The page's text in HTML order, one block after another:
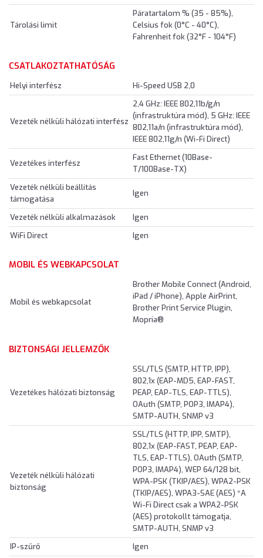
Tárolási limit
Páratartalom % (35 - 85%),
Celsius fok (0°C - 40°C),
Fahrenheit fok (32°F - 104°F)
CSATLAKOZTATHATÓSÁG
Helyi interfész Hi-Speed USB 2,0
Vezeték nélküli hálózati interfész
2,4 GHz: IEEE 802,11b/g/n
(infrastruktúra mód), 5 GHz: IEEE
802,11a/n (infrastruktúra mód),
IEEE 802,11g/n (Wi-Fi Direct)
Vezetékes interfész
Fast Ethernet (10Base-
T/100Base-TX)
Vezeték nélküli beállítás
támogatása
Igen
Vezeték nélküli alkalmazások
Igen
WiFi Direct
Igen
MOBIL ÉS WEBKAPCSOLAT
Mobil és webkapcsolat
Brother Mobile Connect (Android,
iPad / iPhone), Apple AirPrint,
Brother Print Service Plugin,
Mopria®
BIZTONSÁGI JELLEMZŐK
Vezetékes hálózati biztonság
SSL/TLS (SMTP, HTTP, IPP),
802,1x (EAP-MD5, EAP-FAST,
PEAP, EAP-TLS, EAP-TTLS),
OAuth (SMTP, POP3, IMAP4),
SMTP-AUTH, SNMP v3
Vezeték nélküli hálózati
biztonság
SSL/TLS (HTTP, IPP, SMTP),
802,1x (EAP-FAST, PEAP, EAP-
TLS, EAP-TTLS), OAuth (SMTP,
POP3, IMAP4), WEP 64/128 bit,
WPA-PSK (TKIP/AES), WPA2-PSK
(TKIP/AES), WPA3-SAE (AES) *A
Wi-Fi Direct csak a WPA2-PSK
(AES) protokollt támogatja,
SMTP-AUTH, SNMP v3
IP-szűrő
Igen